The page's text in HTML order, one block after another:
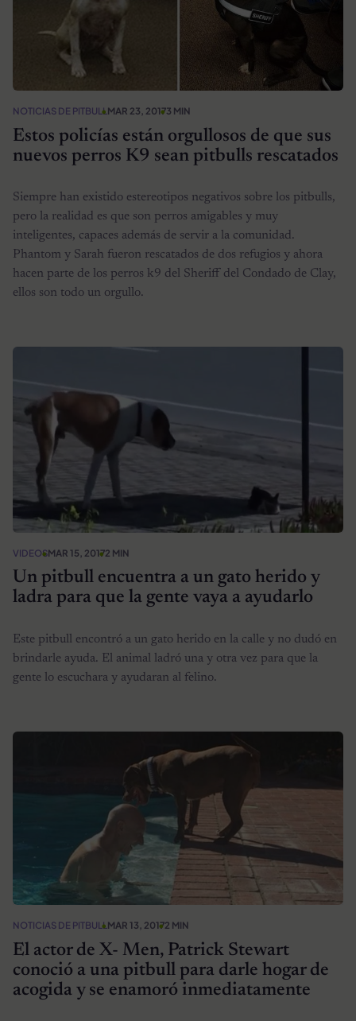
NOTICIAS DE PITBULLMAR 23, 20173 MIN
Estos policías están orgullosos de que sus
nuevos perros K9 sean pitbulls rescatados
Siempre han existido estereotipos negativos sobre los pitbulls,
pero la realidad es que son perros amigables y muy
inteligentes, capaces además de servir a la comunidad.
Phantom y Sarah fueron rescatados de dos refugios y ahora
hacen parte de los perros k9 del Sheriff del Condado de Clay,
ellos son todo un orgullo.
VIDEOSMAR 15, 20172 MIN
Un pitbull encuentra a un gato herido y
ladra para que la gente vaya a ayudarlo
Este pitbull encontró a un gato herido en la calle y no dudó en
brindarle ayuda. El animal ladró una y otra vez para que la
gente lo escuchara y ayudaran al felino.
NOTICIAS DE PITBULL MAR 13, 20172 MIN
El actor de X- Men, Patrick Stewart
conoció a una pitbull para darle hogar de
acogida y se enamoró inmediatamente